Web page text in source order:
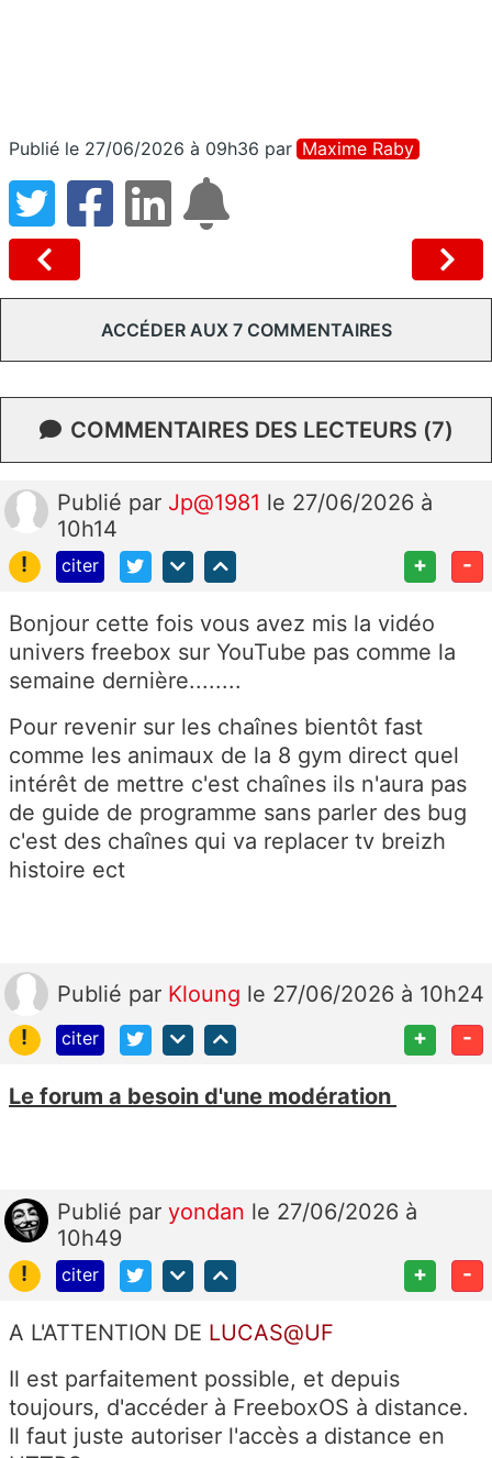
Publié le 27/06/2026 à 09h36 par Maxime Raby
ACCÉDER AUX 7 COMMENTAIRES
COMMENTAIRES DES LECTEURS (7)
Publié par Jp@1981 le 27/06/2026 à
10h14
!
citer + -
Bonjour cette fois vous avez mis la vidéo
univers freebox sur YouTube pas comme la
semaine dernière........
Pour revenir sur les chaînes bientôt fast
comme les animaux de la 8 gym direct quel
intérêt de mettre c'est chaînes ils n'aura pas
de guide de programme sans parler des bug
c'est des chaînes qui va replacer tv breizh
histoire ect
Publié par Kloung le 27/06/2026 à 10h24
!
citer + -
Le forum a besoin d'une modération
Publié par yondan le 27/06/2026 à
10h49
!
citer + -
A L'ATTENTION DE LUCAS@UF
Il est parfaitement possible, et depuis
toujours, d'accéder à FreeboxOS à distance.
Il faut juste autoriser l'accès a distance en